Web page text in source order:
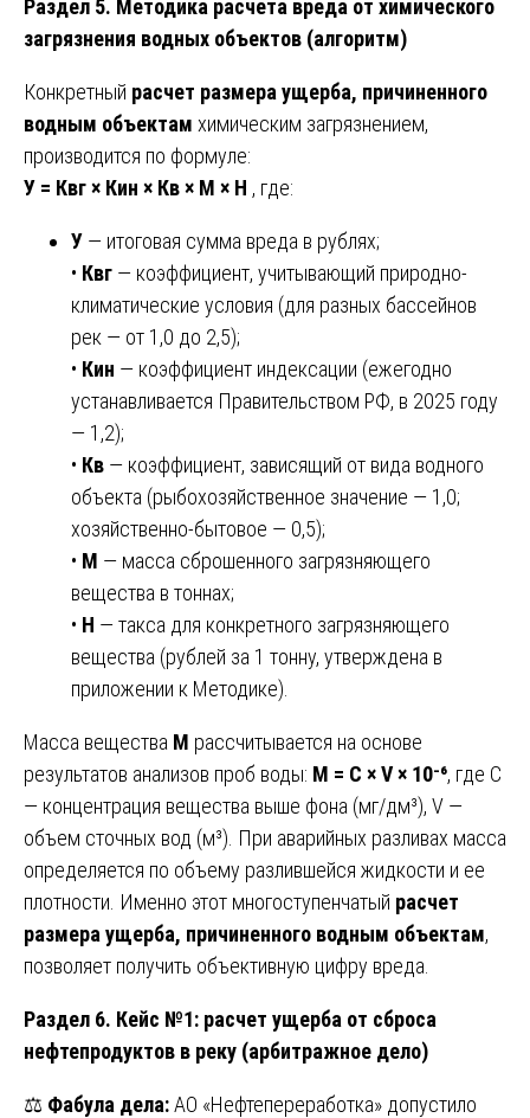
Раздел 5. Методика расчета вреда от химического
загрязнения водных объектов (алгоритм)
Конкретный расчет размера ущерба, причиненного
водным объектам химическим загрязнением,
производится по формуле:
У = Квг × Кин × Кв × М × Н , где:
У — итоговая сумма вреда в рублях;
• Квг — коэффициент, учитывающий природно-
климатические условия (для разных бассейнов
рек — от 1,0 до 2,5);
• Кин — коэффициент индексации (ежегодно
устанавливается Правительством РФ, в 2025 году
— 1,2);
• Кв — коэффициент, зависящий от вида водного
объекта (рыбохозяйственное значение — 1,0;
хозяйственно-бытовое — 0,5);
• М — масса сброшенного загрязняющего
вещества в тоннах;
• Н — такса для конкретного загрязняющего
вещества (рублей за 1 тонну, утверждена в
приложении к Методике).
Масса вещества М рассчитывается на основе
результатов анализов проб воды: М = С × V × 10⁻⁶, где С
— концентрация вещества выше фона (мг/дм³), V —
объем сточных вод (м³). При аварийных разливах масса
определяется по объему разлившейся жидкости и ее
плотности. Именно этот многоступенчатый расчет
размера ущерба, причиненного водным объектам,
позволяет получить объективную цифру вреда.
Раздел 6. Кейс №1: расчет ущерба от сброса
нефтепродуктов в реку (арбитражное дело)
⚖️ Фабула дела:АО «Нефтепереработка» допустило